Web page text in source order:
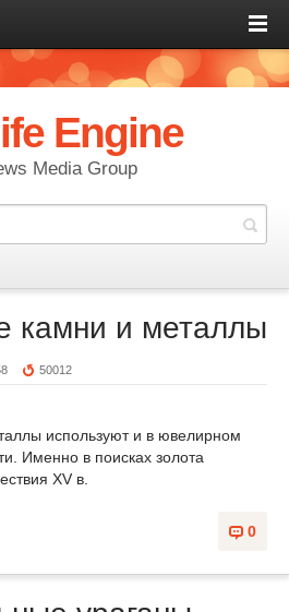
Engine
Media Group
камни и металлы
50012
используют и в ювелирном
Именно в поисках золота
XV в.
0